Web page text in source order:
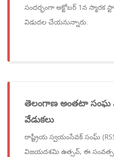
సందర్భంగా అక్టోబర్ 1న స్మారక
విడుదల చేయనున్నారు.
తెలంగాణ అంతటా సంఘ
వేడుకలు
రాష్ట్రీయ స్వయంసేవక్ సంఘ్
విజయదశమి ఉత్సవ్, ఈ